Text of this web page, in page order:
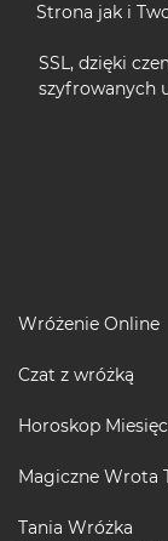
Strona jak i
SSL, dzięki
szyfrowanych
Wróżenie Online
Czat z wróżką
Horoskop
Magiczne Wrota
Tania Wróżka